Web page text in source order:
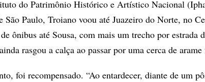
do Patrimônio Histórico e Artístico Nacional
São Paulo, Troiano voou até Juazeiro do Norte, no
ônibus até Sousa, com mais um trecho por estrada
rasgou a calça ao passar por uma cerca de
foi recompensado. “Ao entardecer, diante de um